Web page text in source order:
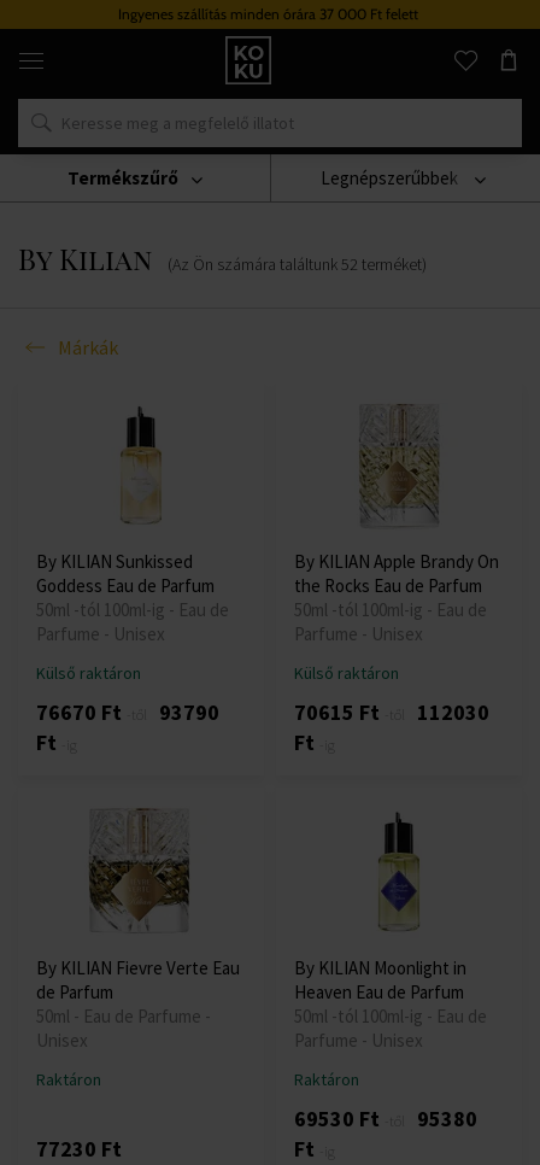
Ingyenes szállítás minden órára 37 000 Ft felett
Eredeti
parfümök
órák
egy
Márkák By Kilian
By Kilian (Az Ön számára találtunk 52 terméket)
Legnépszerűbbek
Márkák
Termékszűrő
By KILIAN Sunkissed
Goddess Eau de Parfum
50ml -tól 100ml-ig - Eau de
Parfume - Unisex
Külső raktáron
76670 Ft
93790
Ft
By KILIAN Apple Brandy On
the Rocks Eau de Parfum
50ml -tól 100ml-ig - Eau de
Parfume - Unisex
Külső raktáron
70615 Ft
112030
Ft
By KILIAN Fievre Verte Eau
de Parfum
50ml - Eau de Parfume -
Unisex
Raktáron
77230 Ft
By KILIAN Moonlight in
Heaven Eau de Parfum
50ml -tól 100ml-ig - Eau de
Parfume - Unisex
Raktáron
69530 Ft
95380
Ft